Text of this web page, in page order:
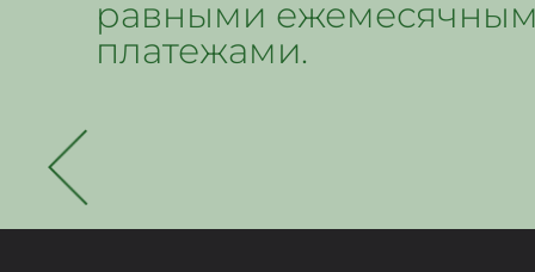
равными
платежами.